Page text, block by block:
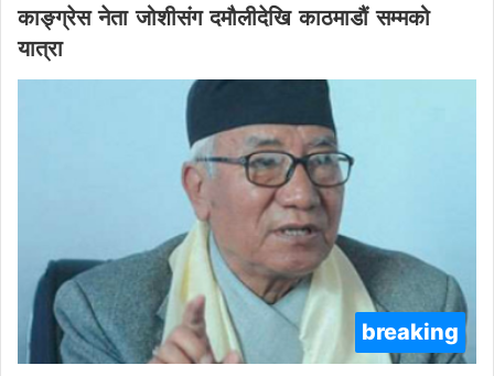
काङ्ग्रेस नेता जोशीसंग दमौलीदेखि काठमाडौं सम्मको
यात्रा
breaking